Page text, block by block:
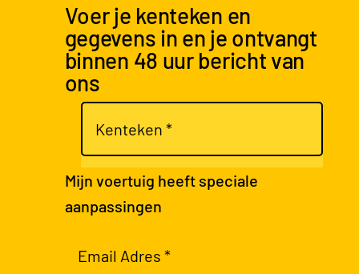
Voer je kenteken en
gegevens in en je ontvangt
binnen 48 uur bericht van
ons
Mijn voertuig heeft speciale
aanpassingen